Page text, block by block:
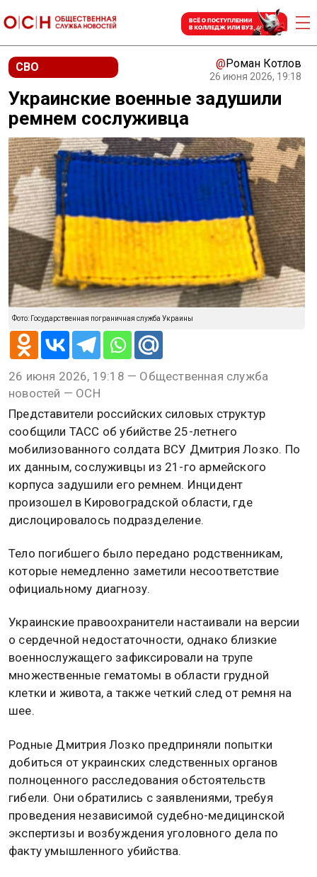
СВО @Роман Котлов
26 июня 2026, 19:18
Украинские военные задушили
ремнем сослуживца
Фото: Государственная пограничная служба Украины
26 июня 2026, 19:18 — Общественная служба
новостей — ОСН
Представители российских силовых структур
сообщили ТАСС об убийстве 25-летнего
мобилизованного солдата ВСУ Дмитрия Лозко. По
их данным, сослуживцы из 21-го армейского
корпуса задушили его ремнем. Инцидент
произошел в Кировоградской области, где
дислоцировалось подразделение.
Тело погибшего было передано родственникам,
которые немедленно заметили несоответствие
официальному диагнозу.
Украинские правоохранители настаивали на версии
о сердечной недостаточности, однако близкие
военнослужащего зафиксировали на трупе
множественные гематомы в области грудной
клетки и живота, а также четкий след от ремня на
шее.
Родные Дмитрия Лозко предприняли попытки
добиться от украинских следственных органов
полноценного расследования обстоятельств
гибели. Они обратились с заявлениями, требуя
проведения независимой судебно-медицинской
экспертизы и возбуждения уголовного дела по
факту умышленного убийства.